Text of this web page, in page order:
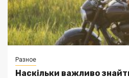
Разное
Наскільки важливо